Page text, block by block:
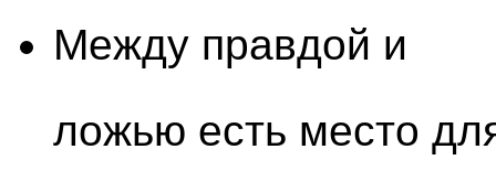
Между правдой и
ложью есть место